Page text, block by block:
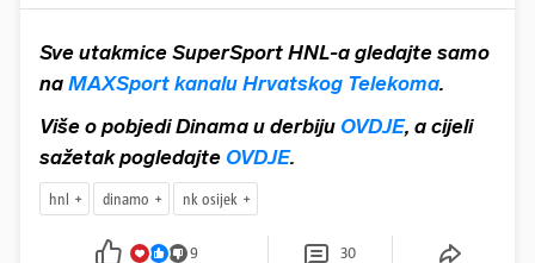
Sve utakmice SuperSport HNL-a gledajte samo
na MAXSport kanalu Hrvatskog Telekoma.
Više o pobjedi Dinama u derbiju OVDJE, a cijeli
sažetak pogledajte OVDJE.
hnl dinamo nk osijek
9 30